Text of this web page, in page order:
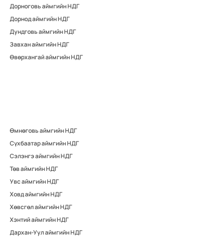
Дорноговь аймгийн НДГ
Дорнод аймгийн НДГ
Дундговь аймгийн НДГ
Завхан аймгийн НДГ
Өвөрхангай аймгийн НДГ
Өмнөговь аймгийн НДГ
Сүхбаатар аймгийн НДГ
Сэлэнгэ аймгийн НДГ
Төв аймгийн НДГ
Увс аймгийн НДГ
Ховд аймгийн НДГ
Хөвсгөл аймгийн НДГ
Хэнтий аймгийн НДГ
Дархан-Уул аймгийн НДГ